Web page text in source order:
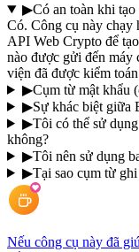
▶Có an toàn khi
Có. Công cụ này chạy
API Web Crypto để
nào được gửi đến máy
viện đã được kiểm
▶Cụm từ mật khẩu
▶Sự khác biệt giữa
▶Tôi có thể sử
không?
▶Tôi nên sử dụng
▶Tại sao cụm từ
Nếu công cụ này đã